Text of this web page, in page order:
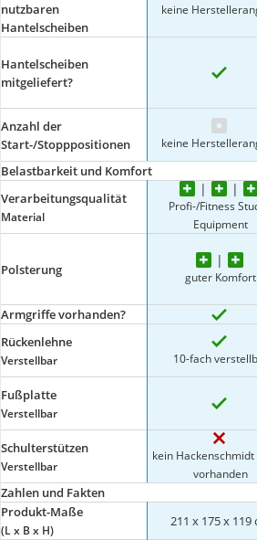
nutzbaren
Hantelscheiben
keine
Hantelscheiben
mitgeliefert?
Anzahl der
Start-/Stopppositionen
keine
Belastbarkeit und Komfort
Verarbeitungsqualität
Material
Profi-/Fitness
Equipment
Polsterung guter Komfort
Armgriffe vorhanden?
Rückenlehne
Verstellbar 10-fach
Fußplatte
Verstellbar
Schulterstützen
Verstellbar
kein Hackenschmidt
vorhanden
Zahlen und Fakten
Produkt-Maße
(L x B x H)
211 x 175 x 119